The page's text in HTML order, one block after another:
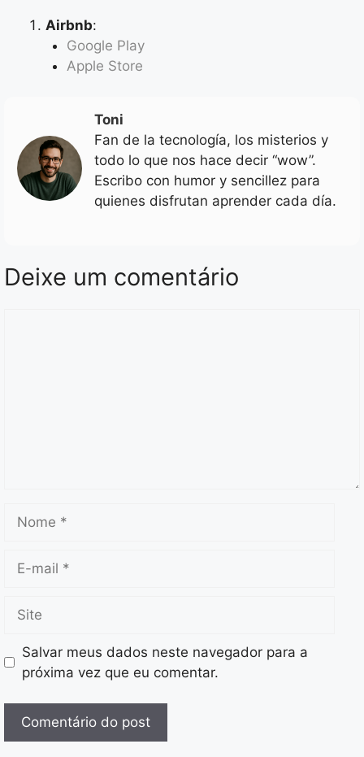
Airbnb:
Google Play
Apple Store
Toni
Fan de la tecnología, los misterios y
todo lo que nos hace decir “wow”.
Escribo con humor y sencillez para
quienes disfrutan aprender cada día.
Deixe um comentário
mail
Salvar meus dados neste navegador para a
próxima vez que eu comentar.